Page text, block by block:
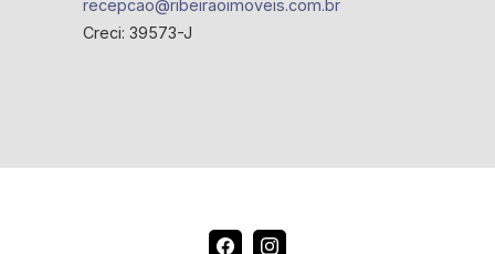
recepcao@ribeiraoimoveis.com.br
Creci: 39573-J